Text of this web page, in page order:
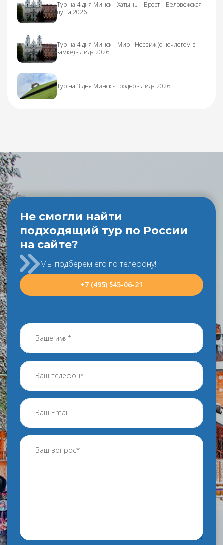
Тур на 4 дня Минск – Хатынь – Брест – Беловежская
пуща 2026
Тур на 4 дня Минск – Мир - Несвиж (с ночлегом в
замке) - Лида 2026
Тур на 3 дня Минск - Гродно - Лида 2026
Не смогли найти
подходящий тур по России
на сайте?
Мы подберем его по телефону!
+7 (495) 545-06-21